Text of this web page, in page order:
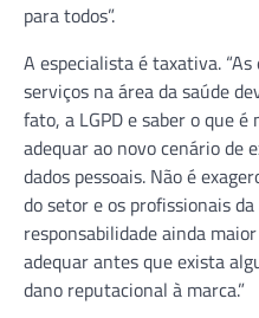
para todos”.
A especialista é taxativa.
serviços na área da saúde
fato, a LGPD e saber o que
adequar ao novo cenário de
dados pessoais. Não é
do setor e os profissionais
responsabilidade ainda
adequar antes que exista
dano reputacional à marca.”